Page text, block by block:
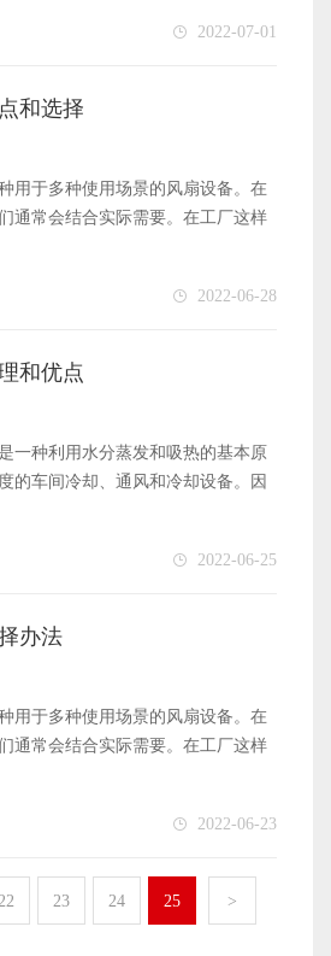
空冷器风机 在当今的互联网时
道很多。例如，更受欢迎的电子商
可以享受更优惠的价格。当然，如
下经销商也可以满足好的采购需
格上得到很多折扣。 空冷器风机
冷器风机的功能越来越多。除了
它还具有良好的冷却效果。尤其是
们有必要购买相应功率的空冷器风
维护生产车间的环境。 有了这样
上的产品。空冷器风机可以储存使
然后合理利用储存的电力。这更符
，确实对环保事业起到了一定的作
人都喜欢空冷器风机的原因。只有
广泛的应用。与传统的风机设备相
保、高效的优点，正逐渐成为行业
风机产品相比，蒸发冷风机产品更
相比，今天的风扇产品更环保，
要，克服了传统古代风扇的一些缺
，效率更高，噪音相对较低，非常
些故障也不会导致设备停机，因此
。 蒸发冷风机的工作原理 为什
比，该产品具有更高的科技属性，
较优势。具体工作原理上，磁力轴
使电流通过时产生磁场，同时产生
现最终的悬浮。 高速离心叶轮
心，能起到很好的驱动作用，工
采用精密机械加工而成，具有良好
备的使用寿命很好，使用效率特别
，同时实现同步。这也是蒸发冷风
延长了设备的使用寿命，满足了当
这就是为什么不需要后期维护，
含量比较高，能够很好地满足新时
可以在不同的工况下使用，还可以
2022-07-01
和选择
于多种使用场景的风扇设备。在
通常会结合实际需要。在工厂这样
机来保持通风。工厂生产对环境要
作期间可能会提高工厂的温度。这
状态，还会影响生产。因此，需要
的选择 在选择蒸发冷风机时，
况下，有必要选择大排量蒸发冷风
发冷风机，使设备同时工作，从而
效果。如果生产过程中伴有颗粒
蒸发冷风机 在当今的互联网时
道很多。例如，更受欢迎的电子商
品可以享受更优惠的价格。当然，
线下经销商也可以满足好的采购需
格上得到很多折扣。 蒸发冷风机
发冷风机的功能越来越多。除了
它还具有良好的冷却效果。尤其是
们有必要购买相应功率的蒸发冷风
们维护生产车间的环境。但对于那
选择直接相关，也可以让他们知道
成本效益。 有了这样的选择理
2022-06-28
和优点
种利用水分蒸发和吸热的基本原
的车间冷却、通风和冷却设备。因
以在100%的范围内降低温度和自然
一度电。在同一地区的相同标准
风扇更节能，但实际降温效果可以
型空调的原理，又称蒸发冷却风
车间内闷热浑浊的空气，达到通风
型空调得到广泛应用。可在车间安
放式空调。非常适用于高温、闷
而，由于空气冷却器的制造门槛
多空气冷却器制造商，价格不同，
2022-06-25
办法
于多种使用场景的风扇设备。在
通常会结合实际需要。在工厂这样
机来保持通风。工厂生产对环境要
作期间可能会提高工厂的温度。这
状态，还会影响生产。因此，需要
的选择 在选择蒸发冷风机时，
区域离屋顶有多高。有些工厂的屋
2022-06-23
23 24 25 >